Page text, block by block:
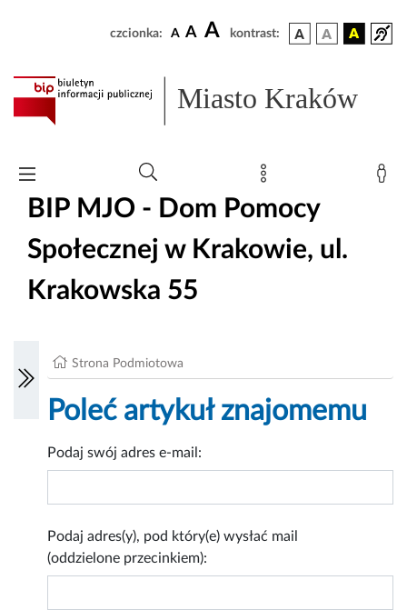
czcionka: A A A kontrast:
Miasto Kraków
BIP MJO - Dom Pomocy
Społecznej w Krakowie, ul.
Krakowska 55
Strona Podmiotowa
Poleć artykuł znajomemu
Podaj swój adres e-mail:
Podaj adres(y), pod który(e) wysłać mail
(oddzielone przecinkiem):